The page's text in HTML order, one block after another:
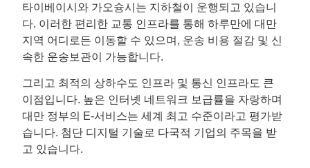
타이베이시와 가오슝시는 지하철이 운행되고 있습니
다. 이러한 편리한 교통 인프라를 통해 하루만에 대만
지역 어디로든 이동할 수 있으며, 운송 비용 절감 및 신
속한 운송보관이 가능합니다.
그리고 최적의 상하수도 인프라 및 통신 인프라도 큰
이점입니다. 높은 인터넷 네트워크 보급률을 자랑하며
대만 정부의 E-서비스는 세계 최고 수준이라고 평가받
습니다. 첨단 디지털 기술로 다국적 기업의 주목을 받
고 있습니다.